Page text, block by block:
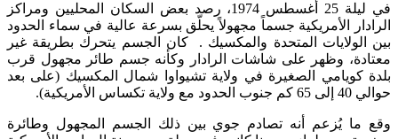
في ليلة 25 أغسطس 1974، رصد بعض السكان المحليين ومراكز
الرادار الأمريكية جسماً مجهولاً يحلّق بسرعة عالية في سماء الحدود
بين الولايات المتحدة والمكسيك . كان الجسم يتحرك بطريقة غير
معتادة، وظهر على شاشات الرادار وكأنه جسم طائر مجهول قرب
بلدة كويامي الصغيرة في ولاية تشيواوا شمال المكسيك (على بعد
حوالي 40 إلى 65 كم جنوب الحدود مع ولاية تكساس الأمريكية).
وقع ما يُزعم أنه تصادم جوي بين ذلك الجسم المجهول وطائرة